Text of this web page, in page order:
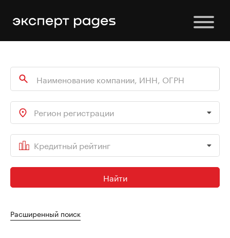
Регион регистрации
Кредитный рейтинг
Найти
Расширенный поиск